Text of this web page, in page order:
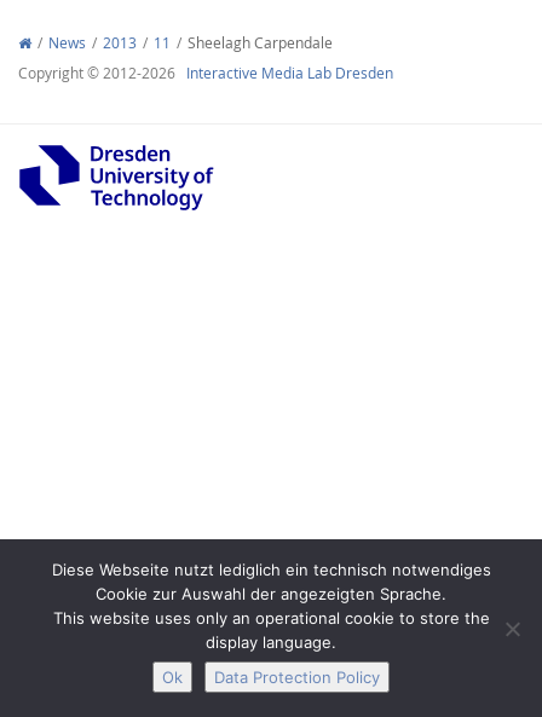
News 2013 11
Sheelagh Carpendale
Copyright © 2012-2026 Interactive Media Lab Dresden
Diese Webseite nutzt lediglich ein technisch notwendiges
Cookie zur Auswahl der angezeigten Sprache.
This website uses only an operational cookie to store the
display language.
Ok
Data Protection Policy